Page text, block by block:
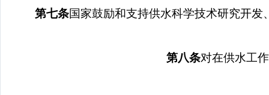
第七条国家鼓励和支持供水科学技术研究开
第八条对在供水工